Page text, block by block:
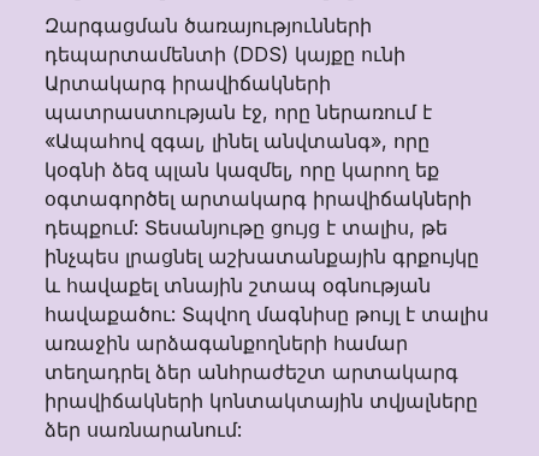
Զարգացման ծառայությունների
դեպարտամենտի (DDS) կայքը ունի
Արտակարգ իրավիճակների
պատրաստության էջ, որը ներառում է
«Ապահով զգալ, լինել անվտանգ», որը
կօգնի ձեզ պլան կազմել, որը կարող եք
օգտագործել արտակարգ իրավիճակների
դեպքում: Տեսանյութը ցույց է տալիս, թե
ինչպես լրացնել աշխատանքային գրքույկը
և հավաքել տնային շտապ օգնության
հավաքածու: Տպվող մագնիսը թույլ է տալիս
առաջին արձագանքողների համար
տեղադրել ձեր անհրաժեշտ արտակարգ
իրավիճակների կոնտակտային տվյալները
ձեր սառնարանում: